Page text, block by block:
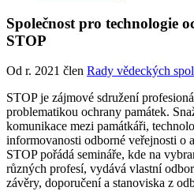
Společnost pro technologie
STOP
Od r. 2021 člen Rady vědeckých
STOP je zájmové sdružení
problematikou ochrany památek.
komunikace mezi památkáři,
informovanosti odborné veřejnosti o
STOP pořádá semináře, kde na
různých profesí, vydává vlastní
závěry, doporučení a stanoviska z